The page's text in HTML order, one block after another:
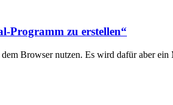
Programm zu erstellen“
Browser nutzen. Es wird dafür aber